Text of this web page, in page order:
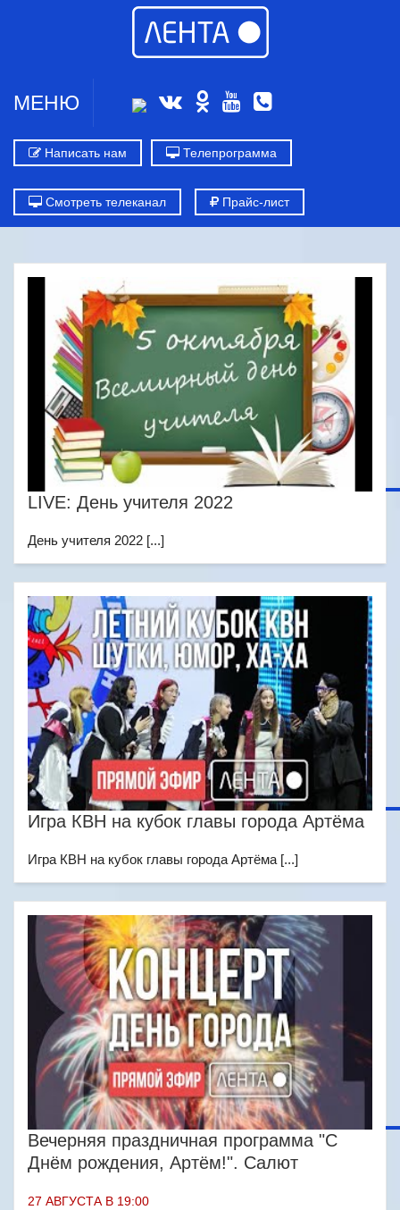
МЕНЮ
Написать нам Телепрограмма
Смотреть телеканал Прайс-лист
LIVE: День учителя 2022
День учителя 2022 [...]
Игра КВН на кубок главы города Артёма
Игра КВН на кубок главы города Артёма [...]
Вечерняя праздничная программа "С
Днём рождения, Артём!". Салют
27 АВГУСТА В 19:00